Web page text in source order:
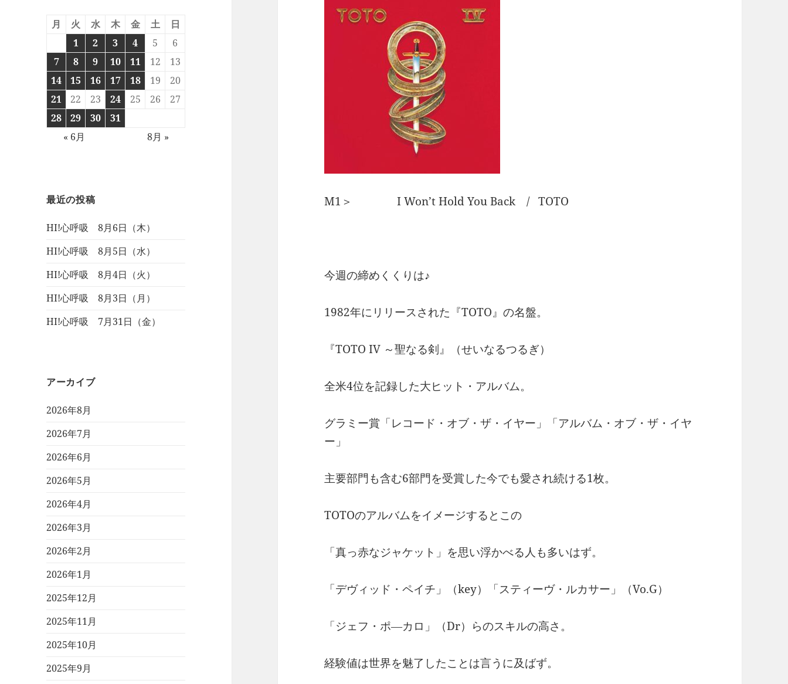
月 火 水 木 金 土
日
1
2 3 4 5
6
7
8 9 10 11 12
13
14
15 16 17 18 19
20
21
22 23 24 25 26
27
28
29 30
31
« 6月
8月 »
最近の投稿
HI!心呼吸 8月6日（木）
HI!心呼吸 8月5日（水）
HI!心呼吸 8月4日（火）
HI!心呼吸 8月3日（月）
HI!心呼吸 7月31日（金）
アーカイブ
2026年8月
2026年7月
2026年6月
2026年5月
2026年4月
2026年3月
2026年2月
2026年1月
2025年12月
2025年11月
2025年10月
2025年9月
M1＞ I Won’t Hold You Back / TOTO
今週の締めくくりは♪
1982年にリリースされた『TOTO』の名盤。
『TOTO IV ～聖なる剣』（せいなるつるぎ）
全米4位を記録した大ヒット・アルバム。
グラミー賞「レコード・オブ・ザ・イヤー」「アルバム・オブ・ザ・イヤ
ー」
主要部門も含む6部門を受賞した今でも愛され続ける1枚。
TOTOのアルバムをイメージするとこの
「真っ赤なジャケット」を思い浮かべる人も多いはず。
「デヴィッド・ペイチ」（key）「スティーヴ・ルカサー」（Vo.G）
「ジェフ・ポ―カロ」（Dr）らのスキルの高さ。
経験値は世界を魅了したことは言うに及ばず。